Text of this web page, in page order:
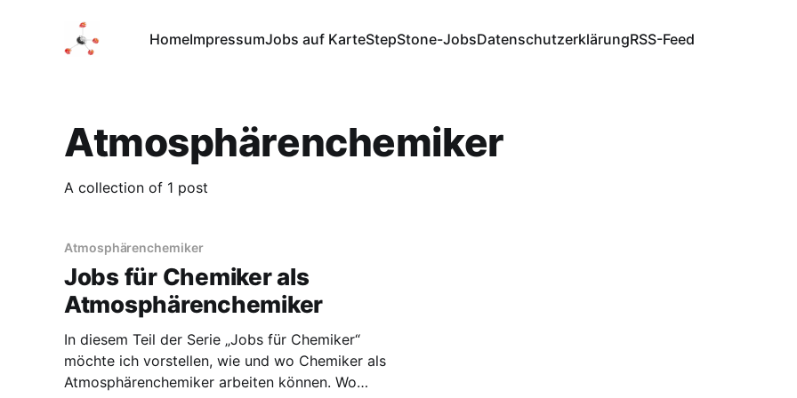
HomeImpressumJobs auf KarteStepStone-JobsDatenschutzerklärungRSS-Feed
Atmosphärenchemiker
A collection of 1 post
Atmosphärenchemiker
Jobs für Chemiker als
Atmosphärenchemiker
In diesem Teil der Serie „Jobs für Chemiker“
möchte ich vorstellen, wie und wo Chemiker als
Atmosphärenchemiker arbeiten können. Wo